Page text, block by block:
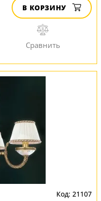
В КОРЗИНУ
21107